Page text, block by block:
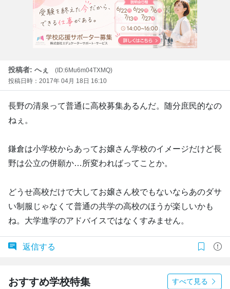
投稿者: へぇ
(ID:6Mu6m04TXMQ)
投稿日時：2017年 04月 18日 16:10
長野の清泉って普通に高校募集あるんだ。随分庶民的なの
ねぇ。
鎌倉は小学校からあってお嬢さん学校のイメージだけど長
野は公立の併願か…所変わればってことか。
どうせ高校だけで大してお嬢さん校でもないならあのダサ
い制服じゃなくて普通の共学の高校のほうが楽しいかも
ね。大学進学のアドバイスではなくすみません。
返信する
おすすめ学校特集 すべて見る